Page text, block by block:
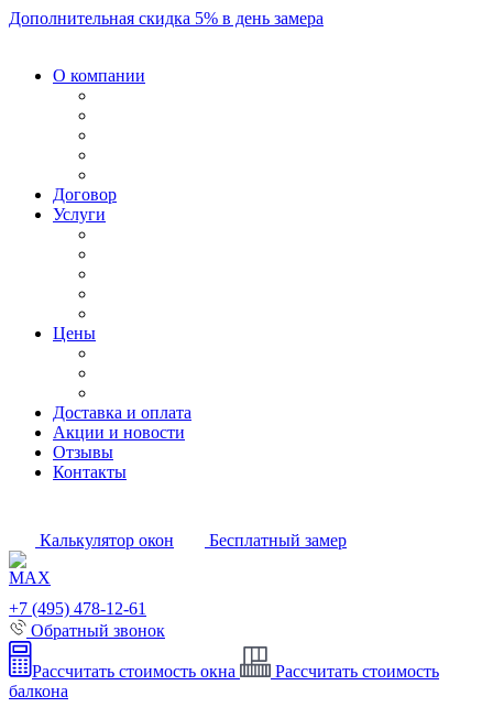
Дополнительная скидка 5% в день замера
О компании
Договор
Услуги
Цены
Доставка и оплата
Акции и новости
Отзывы
Контакты
Калькулятор окон Бесплатный замер
+7 (495) 478-12-61
Обратный звонок
Рассчитать стоимость окна
Рассчитать стоимость
балкона